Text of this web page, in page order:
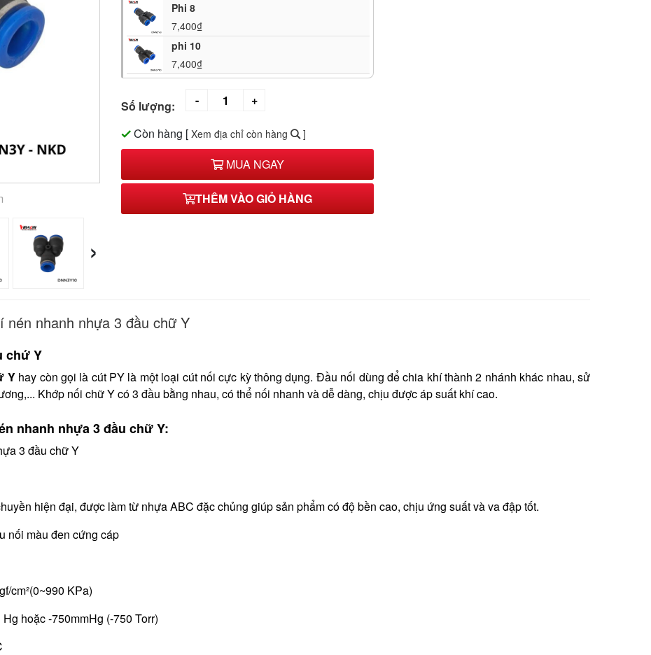
›
Phi 8
7,400₫
phi 10
7,400₫
Số lượng:
Còn hàng [ Xem địa chỉ còn hàng ]
MUA NGAY
THÊM VÀO GIỎ HÀNG
nhanh nhựa 3 đầu chữ Y
chứ Y
Yhay còn gọi là cút PY là một loại cút nối cực kỳ thông dụng. Đầu nối dùng để chia khí thành 2 nhánh khác nhau, sử
Khớp nối chữ Y có 3 đầu bằng nhau, có thể nối nhanh và dễ dàng, chịu được áp suất khí cao.
nhanh nhựa 3 đầu chữ Y:
3 đầu chữ Y
hiện đại, được làm từ nhựa ABC đặc chủng giúp sản phẩm có độ bền cao, chịu ứng suất và va đập tốt.
nối màu đen cứng cáp
cm²(0~990 KPa)
hoặc -750mmHg (-750 Torr)